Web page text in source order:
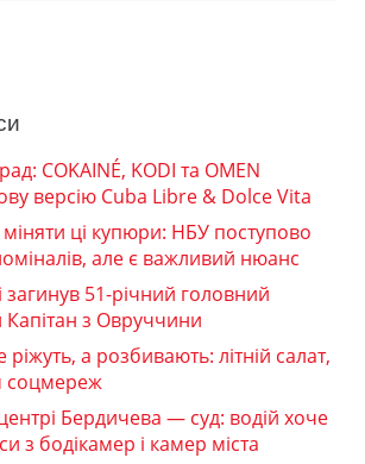
COKAINÉ, KODI та OMEN
версію Cuba Libre & Dolce Vita
ці купюри: НБУ поступово
але є важливий нюанс
51-річний головний
Капітан з Овруччини
ріжуть, а розбивають: літній салат,
соцмереж
Бердичева — суд: водій хоче
з бодікамер і камер міста